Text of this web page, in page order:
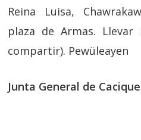
Reina Luisa,
plaza de Armas.
compartir). Pewüleayen
Junta General de